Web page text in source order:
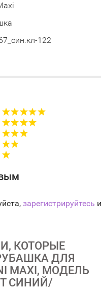
122
зарегистрируйтесь
КОТОРЫЕ
ДЛЯ
MAXI, МОДЕЛЬ
СИНИЙ/